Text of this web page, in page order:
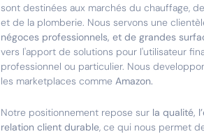
sont destinées aux marchés du chauffage,
et de la plomberie. Nous servons une
négoces professionnels, et de grandes
vers l'apport de solutions pour l'utilisateur
professionnel ou particulier. Nous
les marketplaces comme Amazon.
Notre positionnement repose sur la qualité,
relation client durable, ce qui nous permet